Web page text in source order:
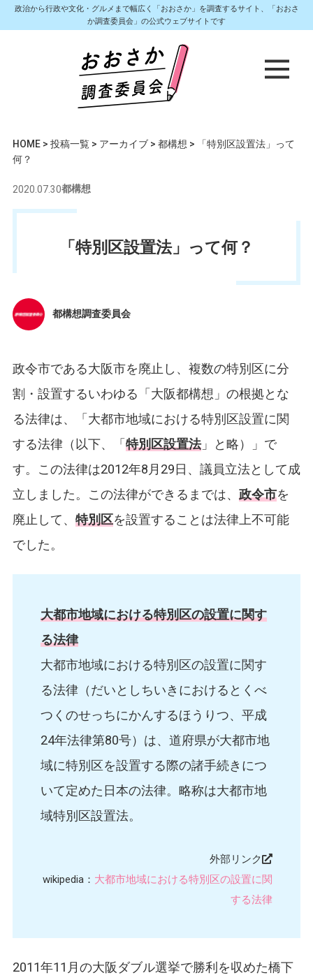
政治から行政や文化・グルメまで幅広く「おおさか」を調査するサイト、「おおさ
か調査委員会」の公式ウェブサイトです
HOME> 投稿一覧> アーカイブ> 都構想 >
「特別区設置法」って
何？
2020.07.30都構想
「特別区設置法」って何？
都構想調査委員会
政令市である大阪市を廃止し、複数の特別区に分
割・設置するいわゆる「大阪都構想」の根拠とな
る法律は、「大都市地域における特別区設置に関
する法律（以下、「 特別区設置法」と略）」で
す。この法律は2012年8月29日、議員立法として成
立しました。この法律ができるまでは、 政令市を
廃止して、 特別区を設置することは法律上不可能
でした。
大都市地域における特別区の設置に関す
る法律
大都市地域における特別区の設置に関す
る法律（だいとしちいきにおけるとくべ
つくのせっちにかんするほうりつ、平成
24年法律第80号）は、道府県が大都市地
域に特別区を設置する際の諸手続きにつ
いて定めた日本の法律。略称は大都市地
域特別区設置法。
外部リンク
wikipedia： 大都市地域における特別区の設置に関
する法律
2011年11月の大阪ダブル選挙で勝利を収めた橋下